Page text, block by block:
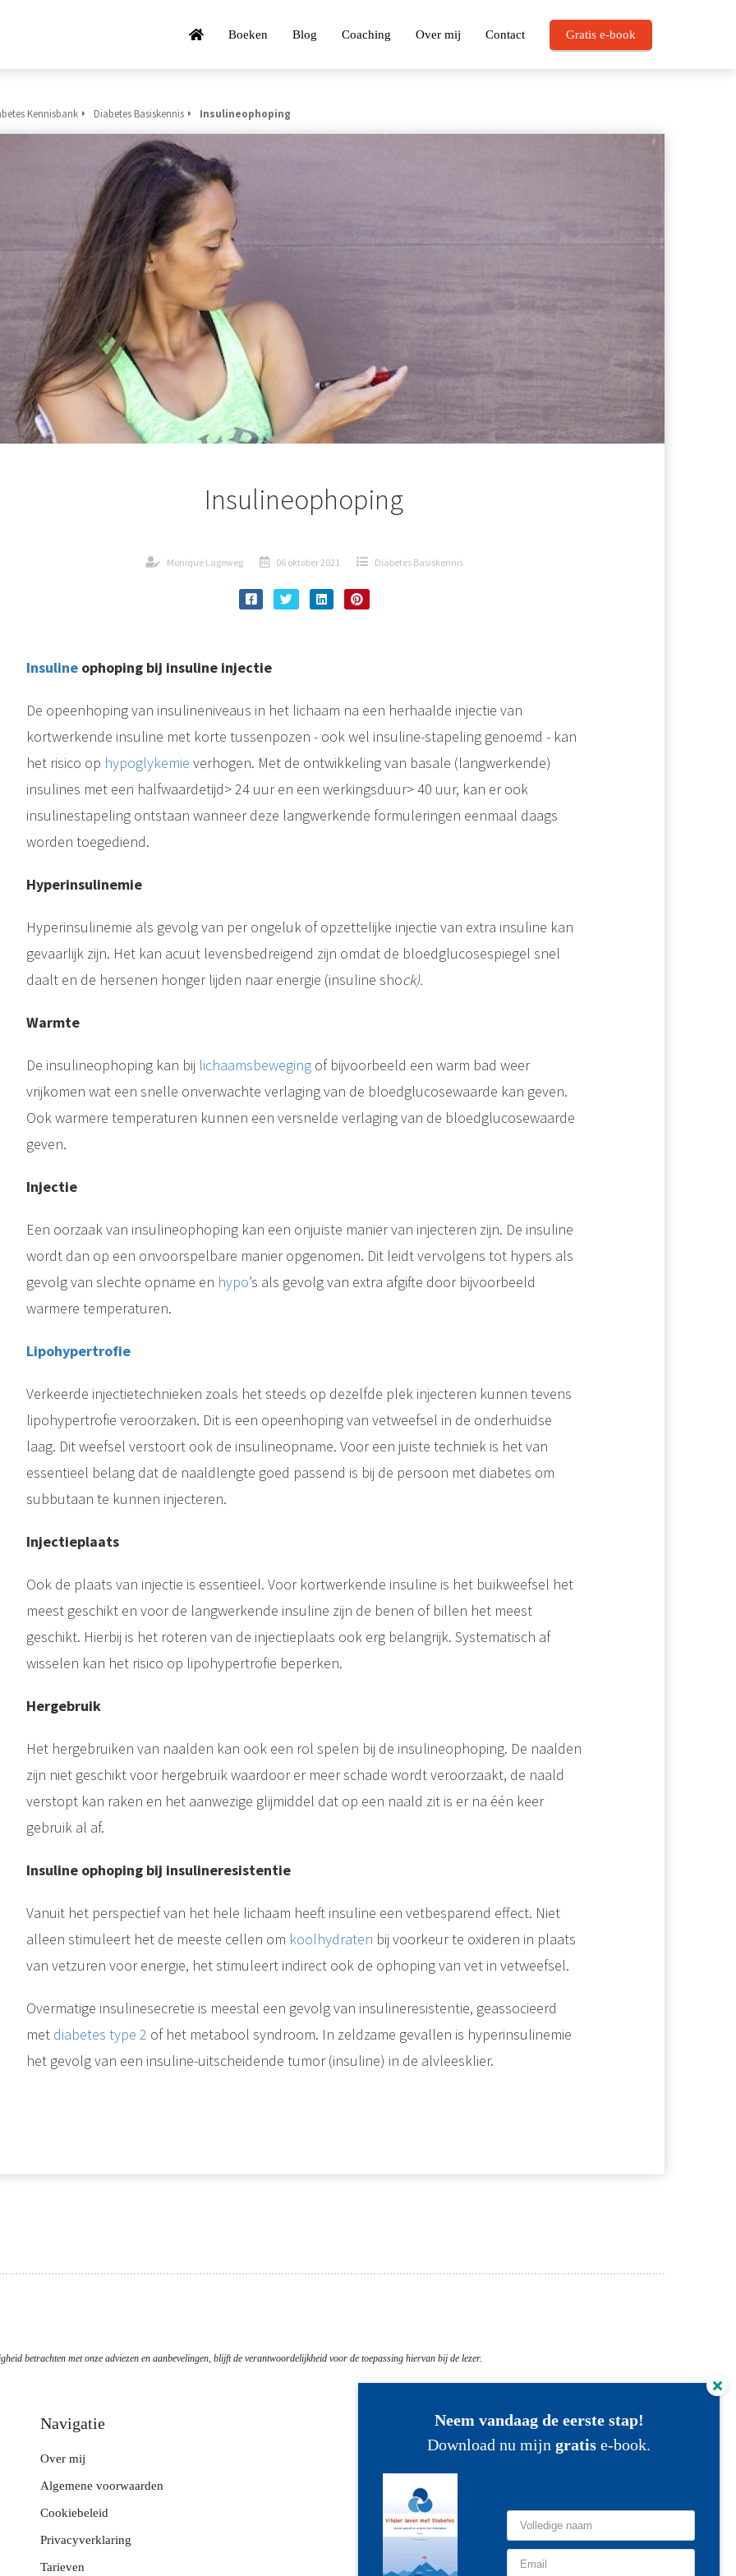
Boeken Blog Coaching Over mij Contact Gratis e-book
Kennisbank Diabetes Basiskennis Insulineophoping
Insulineophoping
Monique Lageweg 06 oktober 2021 Diabetes Basiskennis
Insulineophoping bij insuline injectie
De opeenhoping van insulineniveaus in het lichaam na een herhaalde injectie van
kortwerkende insuline met korte tussenpozen - ook wel insuline-stapeling genoemd - kan
het risico op hypoglykemie verhogen. Met de ontwikkeling van basale (langwerkende)
insulines met een halfwaardetijd> 24 uur en een werkingsduur> 40 uur, kan er ook
insulinestapeling ontstaan wanneer deze langwerkende formuleringen eenmaal daags
worden toegediend.
Hyperinsulinemie
Hyperinsulinemie als gevolg van per ongeluk of opzettelijke injectie van extra insuline kan
gevaarlijk zijn. Het kan acuut levensbedreigend zijn omdat de bloedglucosespiegel snel
daalt en de hersenen honger lijden naar energie (insuline shock).
Warmte
De insulineophoping kan bij lichaamsbewegingof bijvoorbeeld een warm bad weer
vrijkomen wat een snelle onverwachte verlaging van de bloedglucosewaarde kan geven.
Ook warmere temperaturen kunnen een versnelde verlaging van de bloedglucosewaarde
geven.
Injectie
Een oorzaak van insulineophoping kan een onjuiste manier van injecteren zijn. De insuline
wordt dan op een onvoorspelbare manier opgenomen. Dit leidt vervolgens tot hypers als
gevolg van slechte opname en hypo’s als gevolg van extra afgifte door bijvoorbeeld
warmere temperaturen.
Lipohypertrofie
Verkeerde injectietechnieken zoals het steeds op dezelfde plek injecteren kunnen tevens
lipohypertrofie veroorzaken. Dit is een opeenhoping van vetweefsel in de onderhuidse
laag. Dit weefsel verstoort ook de insulineopname. Voor een juiste techniek is het van
essentieel belang dat de naaldlengte goed passend is bij de persoon met diabetes om
subbutaan te kunnen injecteren.
Injectieplaats
Ook de plaats van injectie is essentieel. Voor kortwerkende insuline is het buikweefsel het
meest geschikt en voor de langwerkende insuline zijn de benen of billen het meest
geschikt. Hierbij is het roteren van de injectieplaats ook erg belangrijk. Systematisch af
wisselen kan het risico op lipohypertrofie beperken.
Hergebruik
Het hergebruiken van naalden kan ook een rol spelen bij de insulineophoping. De naalden
zijn niet geschikt voor hergebruik waardoor er meer schade wordt veroorzaakt, de naald
verstopt kan raken en het aanwezige glijmiddel dat op een naald zit is er na één keer
gebruik al af.
Insuline ophoping bij insulineresistentie
Vanuit het perspectief van het hele lichaam heeft insuline een vetbesparend effect. Niet
alleen stimuleert het de meeste cellen om koolhydraten bij voorkeur te oxideren in plaats
van vetzuren voor energie, het stimuleert indirect ook de ophoping van vet in vetweefsel.
Overmatige insulinesecretie is meestal een gevolg van insulineresistentie, geassocieerd
met diabetes type 2 of het metabool syndroom. In zeldzame gevallen is hyperinsulinemie
het gevolg van een insuline-uitscheidende tumor (insuline) in de alvleesklier.
betrachten met onze adviezen en aanbevelingen, blijft de verantwoordelijkheid voor de toepassing hiervan bij de lezer.
Navigatie
Over mij
Algemene voorwaarden
Cookiebeleid
Privacyverklaring
Tarieven
DiabetesBaas Kennisbank
Lichaamsbeweging
Basiskennis
Ervaring delen
Neem vandaag de eerste stap!
Download nu mijn gratis e-book.